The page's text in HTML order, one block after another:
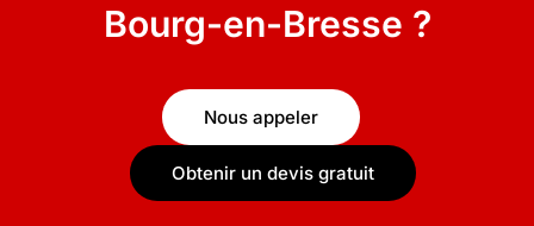
Bourg-en-Bresse ?
Nous appeler
Obtenir un devis gratuit